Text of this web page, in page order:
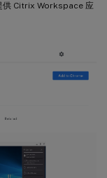
供 Citrix Workspace 应